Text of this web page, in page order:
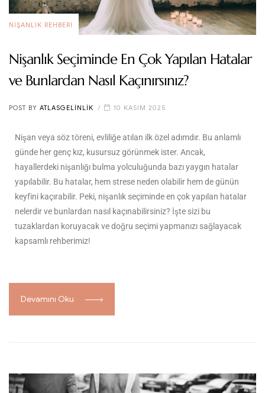
NIŞANLIK REHBERI
Nişanlık Seçiminde En Çok Yapılan Hatalar
ve Bunlardan Nasıl Kaçınırsınız?
POST BY ATLASGELINLIK 10 KASIM 2025
Nişan veya söz töreni, evliliğe atılan ilk özel adımdır. Bu anlamlı
günde her genç kız, kusursuz görünmek ister. Ancak,
hayallerdeki nişanlığı bulma yolculuğunda bazı yaygın hatalar
yapılabilir. Bu hatalar, hem strese neden olabilir hem de günün
keyfini kaçırabilir. Peki, nişanlık seçiminde en çok yapılan hatalar
nelerdir ve bunlardan nasıl kaçınabilirsiniz? İşte sizi bu
tuzaklardan koruyacak ve doğru seçimi yapmanızı sağlayacak
kapsamlı rehberimiz!
Devamını Oku